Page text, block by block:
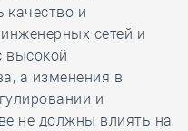
и
сетей и
высокой
а изменения в
и
не должны влиять на